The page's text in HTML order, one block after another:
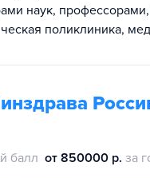
наук,
поликлиника,
балл от 850000 р. за